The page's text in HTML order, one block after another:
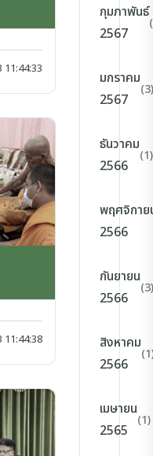
11:44:33
11:44:38
กุมภาพันธ์
2567
มกราคม
2567
(3)
ธันวาคม
2566
(1)
พฤศจิกาย
2566
กันยายน
2566
(3)
สิงหาคม
2566
เมษายน
2565
(1)